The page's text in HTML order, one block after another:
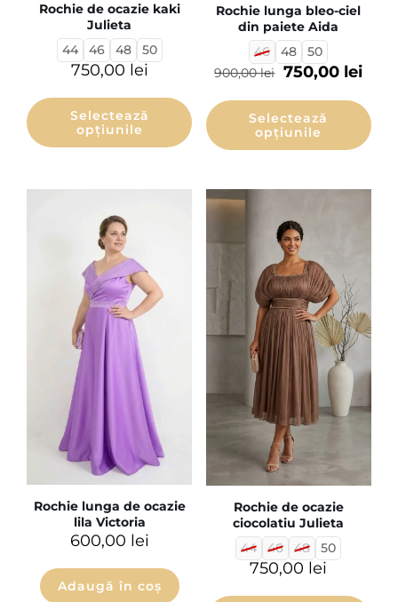
Rochie de ocazie kaki
Julieta
44
46 48 50
750,00 lei
Selectează
opțiunile
Rochie lunga bleo-ciel
din paiete Aida
46
48
50
900,00lei 750,00 lei
Selectează
opțiunile
Rochie lunga de ocazie
lila Victoria
600,00 lei
Adaugă în coș
Rochie de ocazie
ciocolatiu Julieta
44
46 48 50
750,00 lei